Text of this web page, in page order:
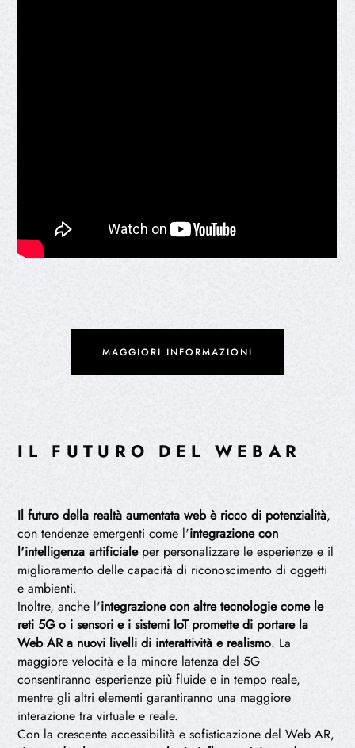
MAGGIORI INFORMAZIONI
IL FUTURO DEL WEBAR
Il futuro della realtà aumentata web è ricco di potenzialità,
con tendenze emergenti come l'integrazione con
l'intelligenza artificialeper personalizzare le esperienze e il
miglioramento delle capacità di riconoscimento di oggetti
e ambienti.
Inoltre, anche l'integrazione con altre tecnologie come le
reti 5G o i sensori e i sistemi IoT promette di portare la
Web AR a nuovi livelli di interattività e realismo. La
maggiore velocità e la minore latenza del 5G
consentiranno esperienze più fluide e in tempo reale,
mentre gli altri elementi garantiranno una maggiore
interazione tra virtuale e reale.
Con la crescente accessibilità e sofisticazione del Web AR,